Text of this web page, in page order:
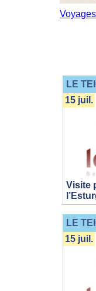
LE
Visite
15 juil.
LE
15 juil.